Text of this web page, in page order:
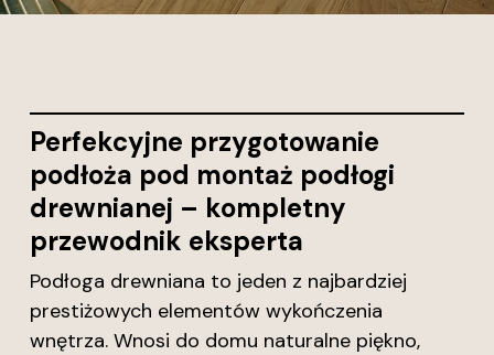
Perfekcyjne przygotowanie
podłoża pod montaż podłogi
drewnianej – kompletny
przewodnik eksperta
Podłoga drewniana to jeden z najbardziej
prestiżowych elementów wykończenia
wnętrza. Wnosi do domu naturalne piękno,